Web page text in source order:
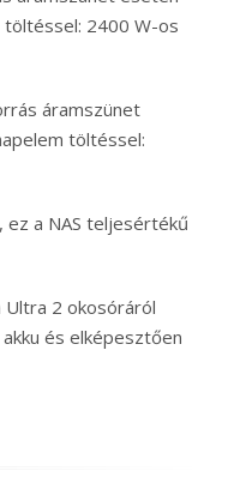
2400 W-os
áramszünet
töltéssel:
ez a NAS teljesértékű
Ultra 2 okosóráról
és elképesztően